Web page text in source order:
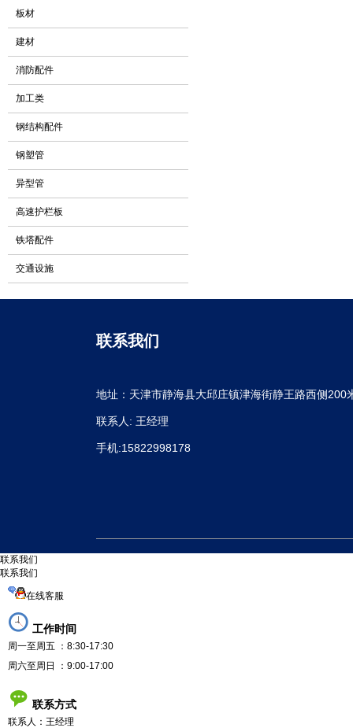
板材
建材
消防配件
加工类
钢结构配件
钢塑管
异型管
高速护栏板
铁塔配件
交通设施
联系我们
地址：天津市静海县大邱庄镇津海街静王路西侧200
联系人: 王经理
手机:15822998178
联系我们
联系我们
在线客服
工作时间
周一至周五 ：8:30-17:30
周六至周日 ：9:00-17:00
联系方式
联系人：王经理